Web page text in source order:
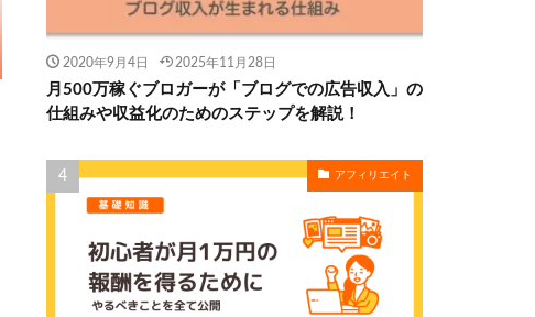
2020年9月4日 2025年11月28日
月500万稼ぐブロガーが「ブログでの広告収入」の
仕組みや収益化のためのステップを解説！
アフィリエイト